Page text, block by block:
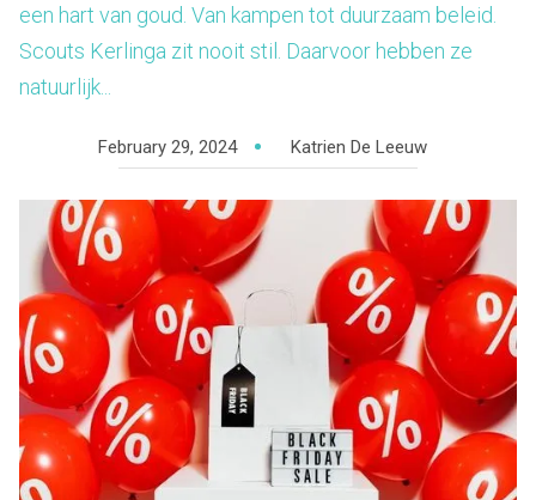
een hart van goud. Van kampen tot duurzaam beleid.
Scouts Kerlinga zit nooit stil. Daarvoor hebben ze
natuurlijk...
February 29, 2024 Katrien De Leeuw